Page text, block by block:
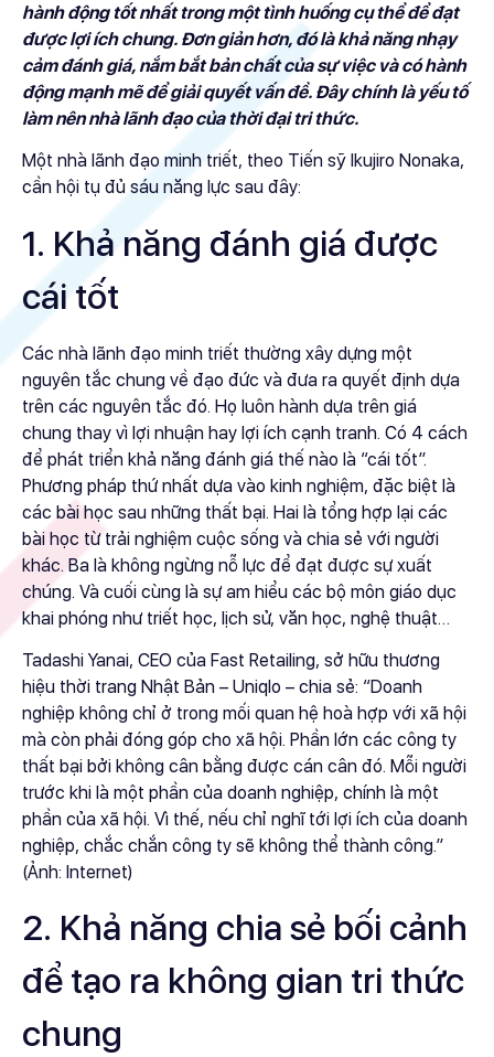
hành động tốt nhất trong một tình huống cụ thể để đạt
được lợi ích chung. Đơn giản hơn, đó là khả năng nhạy
cảm đánh giá, nắm bắt bản chất của sự việc và có hành
động mạnh mẽ để giải quyết vấn đề. Đây chính là yếu tố
làm nên nhà lãnh đạo của thời đại tri thức.
Một nhà lãnh đạo minh triết, theo Tiến sỹ Ikujiro Nonaka,
cần hội tụ đủ sáu năng lực sau đây:
1. Khả năng đánh giá được
cái tốt
Các nhà lãnh đạo minh triết thường xây dựng một
nguyên tắc chung về đạo đức và đưa ra quyết định dựa
trên các nguyên tắc đó. Họ luôn hành dựa trên giá
chung thay vì lợi nhuận hay lợi ích cạnh tranh. Có 4 cách
để phát triển khả năng đánh giá thế nào là “cái tốt”.
Phương pháp thứ nhất dựa vào kinh nghiệm, đặc biệt là
các bài học sau những thất bại. Hai là tổng hợp lại các
bài học từ trải nghiệm cuộc sống và chia sẻ với người
khác. Ba là không ngừng nỗ lực để đạt được sự xuất
chúng. Và cuối cùng là sự am hiểu các bộ môn giáo dục
khai phóng như triết học, lịch sử, văn học, nghệ thuật…
Tadashi Yanai, CEO của Fast Retailing, sở hữu thương
hiệu thời trang Nhật Bản – Uniqlo – chia sẻ: “Doanh
nghiệp không chỉ ở trong mối quan hệ hoà hợp với xã hội
mà còn phải đóng góp cho xã hội. Phần lớn các công ty
thất bại bởi không cân bằng được cán cân đó. Mỗi người
trước khi là một phần của doanh nghiệp, chính là một
phần của xã hội. Vì thế, nếu chỉ nghĩ tới lợi ích của doanh
nghiệp, chắc chắn công ty sẽ không thể thành công.”
(Ảnh: Internet)
2. Khả năng chia sẻ bối cảnh
để tạo ra không gian tri thức
chung